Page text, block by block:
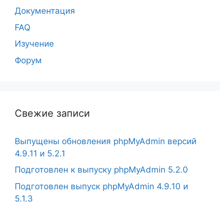
Документация
FAQ
Изучение
Форум
Свежие записи
Выпущены обновления phpMyAdmin версий
4.9.11 и 5.2.1
Подготовлен к выпуску phpMyAdmin 5.2.0
Подготовлен выпуск phpMyAdmin 4.9.10 и
5.1.3